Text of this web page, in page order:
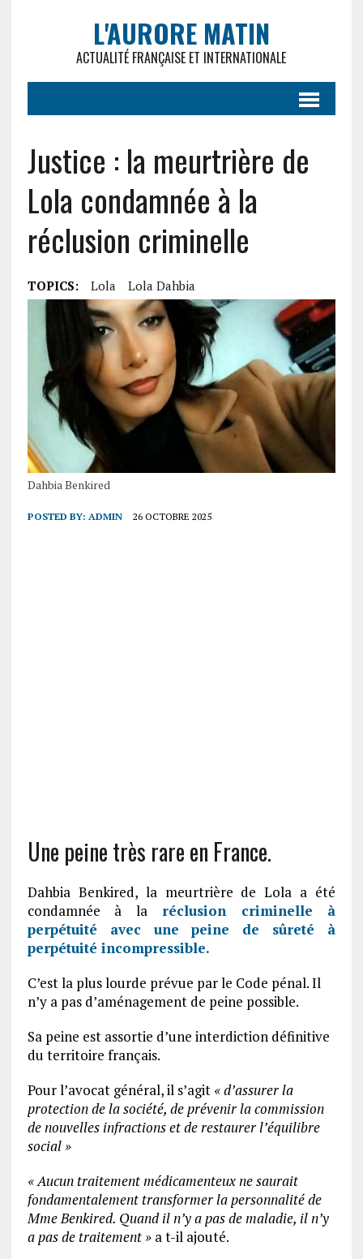
L'AURORE MATIN
ACTUALITÉ FRANÇAISE ET INTERNATIONALE
Justice : la meurtrière de
Lola condamnée à la
réclusion criminelle
TOPICS: Lola Lola Dahbia
Dahbia Benkired
POSTED BY: ADMIN 26 OCTOBRE 2025
Une peine très rare en France.
Dahbia Benkired, la meurtrière de Lola a été
condamnée à la réclusion criminelle à
perpétuité avec une peine de sûreté à
perpétuité incompressible.
C’est la plus lourde prévue par le Code pénal. Il
n’y a pas d’aménagement de peine possible.
Sa peine est assortie d’une interdiction définitive
du territoire français.
Pour l’avocat général, il s’agit « d’assurer la
protection de la société, de prévenir la commission
de nouvelles infractions et de restaurer l’équilibre
social »
« Aucun traitement médicamenteux ne saurait
fondamentalement transformer la personnalité de
Mme Benkired. Quand il n’y a pas de maladie, il n’y
a pas de traitement » a t-il ajouté.